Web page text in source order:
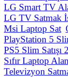
LG Smart TV
LG TV Satmak
Msi Laptop Sat
PlayStation 5
PS5 Slim Satışı
Sıfır Laptop
Televizyon